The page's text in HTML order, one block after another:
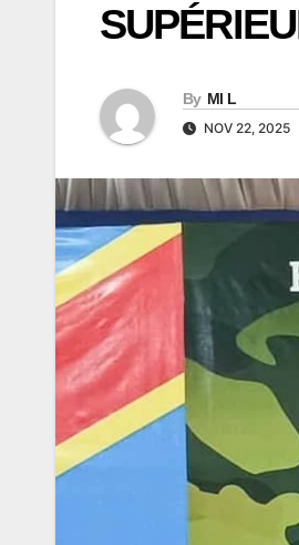
By Ml L
NOV 22, 2025